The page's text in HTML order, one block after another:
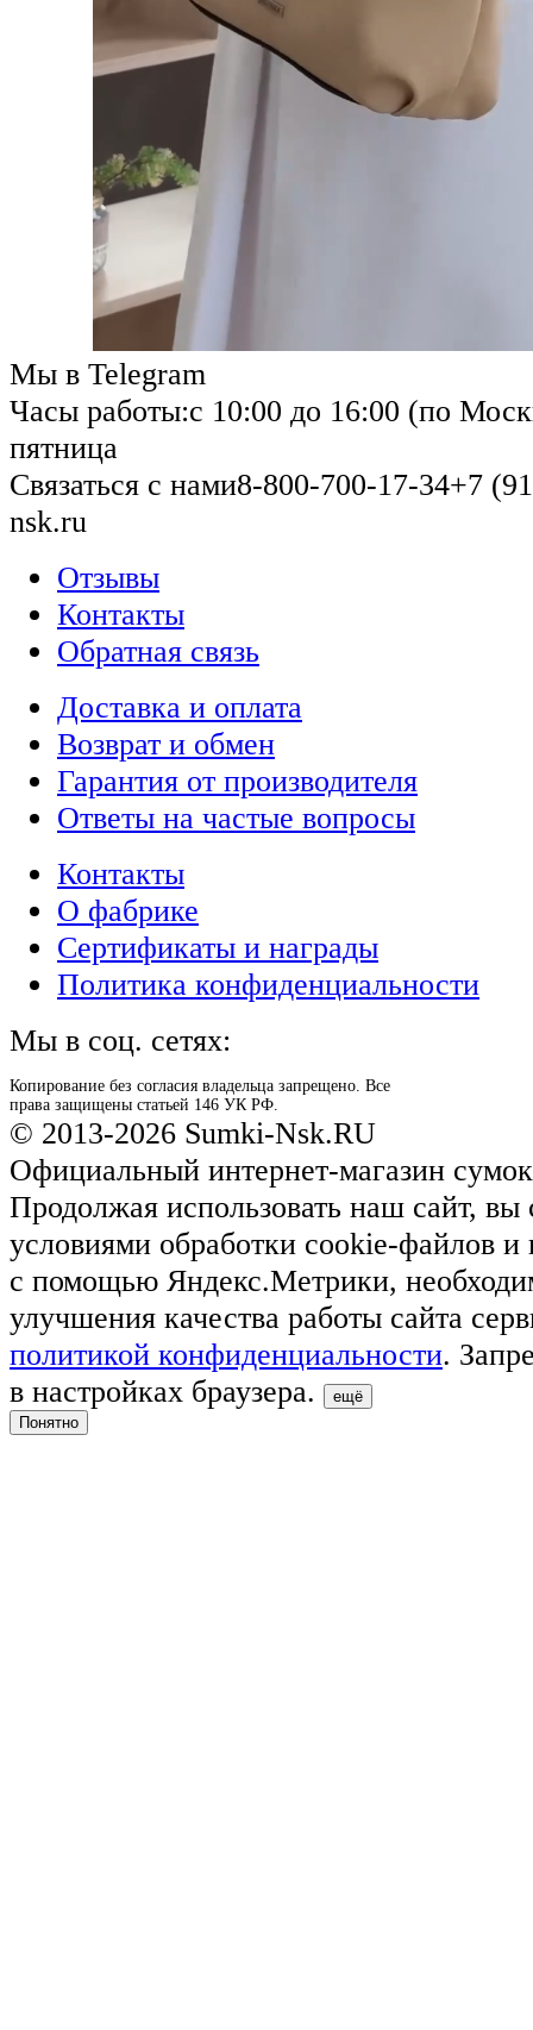
Мы в Telegram
Часы работы:с 10:00 до 16:00 (по
пятница
Связаться с нами8-800-700-17-34+7
nsk.ru
Отзывы
Контакты
Обратная связь
Доставка и оплата
Возврат и обмен
Гарантия от производителя
Ответы на частые вопросы
Контакты
О фабрике
Сертификаты и награды
Политика конфиденциальности
Мы в соц. сетях:
Копирование без согласия владельца запрещено. Все
права защищены статьей 146 УК РФ.
© 2013-2026 Sumki-Nsk.RU
Официальный интернет-магазин
Продолжая использовать наш сайт, вы
условиями обработки cookie-файлов и
с помощью Яндекс.Метрики,
улучшения качества работы сайта
политикой конфиденциальности.
в настройках браузера.
ещё
Понятно